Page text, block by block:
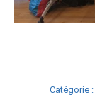
Catégorie :